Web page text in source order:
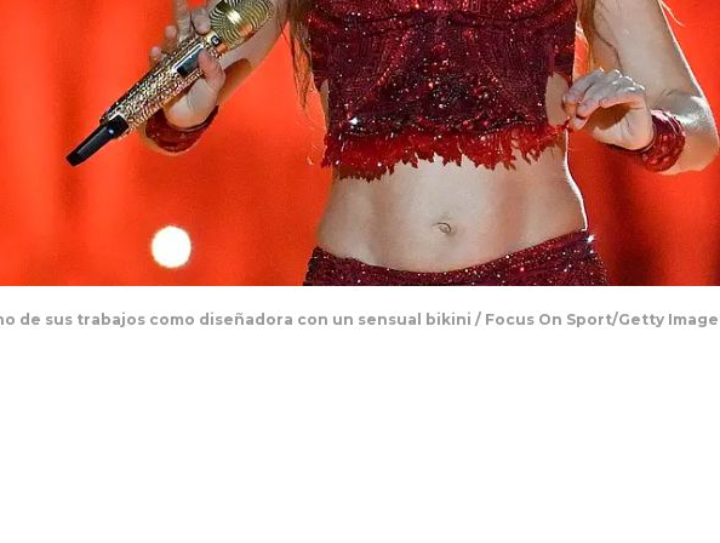
de sus trabajos como diseñadora con un sensual bikini / Focus On Sport/Getty